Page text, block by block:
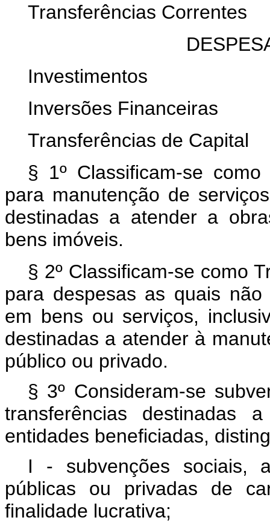
Transferências Correntes
Investimentos
Inversões Financeiras
Transferências de Capital
§ 1º Classificam-se
para manutenção de
destinadas a atender a
bens imóveis.
§ 2º Classificam-se como
para despesas as quais não
em bens ou serviços,
destinadas a atender à
público ou privado.
§ 3º Consideram-se
transferências destinadas
entidades beneficiadas,
I - subvenções sociais,
públicas ou privadas de
finalidade lucrativa;